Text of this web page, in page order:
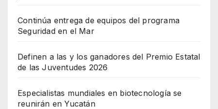
Continúa entrega de equipos del programa
Seguridad en el Mar
Definen a las y los ganadores del Premio Estatal
de las Juventudes 2026
Especialistas mundiales en biotecnología se
reunirán en Yucatán